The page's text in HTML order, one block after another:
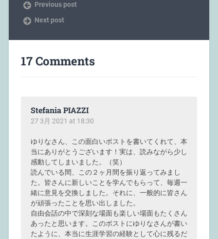
Previous post
Next post
17 Comments
Stefania PIAZZI
27 3月 2021 at 18:30
ゆりなさん、この面白いポストを書いてくれて、本
当にありがとうございます！実は、読みながら少し
感動してしまいました。（笑）
読んでいる間、この２ヶ月間を振り返ってみまし
た。皆さんに新しいことを学んでもらって、毎週一
緒に意見を交換しました。それに、一般的に皆さん
が頑張ったことを思い出しました。
自由会話の中で深刻な場面も楽しい場面もたくさん
あったと思います。このポストにゆりなさんが書い
たように、本当に生涯学習の経験として心に残るだ